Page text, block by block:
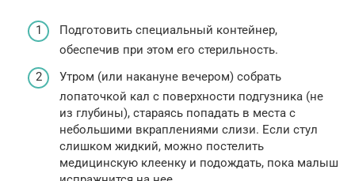
Подготовить специальный контейнер,
обеспечив при этом его стерильность.
Утром (или накануне вечером) собрать
лопаточкой кал с поверхности подгузника (не
из глубины), стараясь попадать в места с
небольшими вкраплениями слизи. Если стул
слишком жидкий, можно постелить
медицинскую клеенку и подождать, пока малыш